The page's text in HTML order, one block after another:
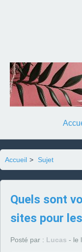
Accueil > Sujet
Quels sont
sites pour
Posté par : Lucas - le